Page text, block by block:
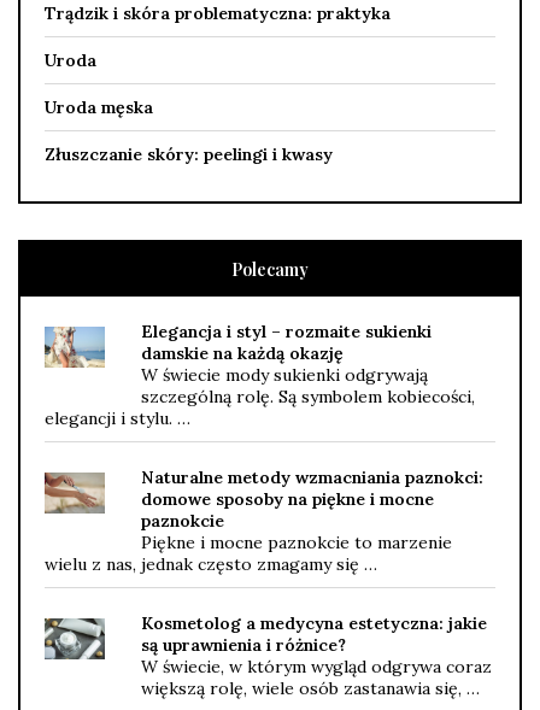
Trądzik i skóra problematyczna: praktyka
Uroda
Uroda męska
Złuszczanie skóry: peelingi i kwasy
Polecamy
Elegancja i styl – rozmaite sukienki
damskie na każdą okazję
W świecie mody sukienki odgrywają
szczególną rolę. Są symbolem kobiecości,
elegancji i stylu. …
Naturalne metody wzmacniania paznokci:
domowe sposoby na piękne i mocne
paznokcie
Piękne i mocne paznokcie to marzenie
wielu z nas, jednak często zmagamy się …
Kosmetolog a medycyna estetyczna: jakie
są uprawnienia i różnice?
W świecie, w którym wygląd odgrywa coraz
większą rolę, wiele osób zastanawia się, …